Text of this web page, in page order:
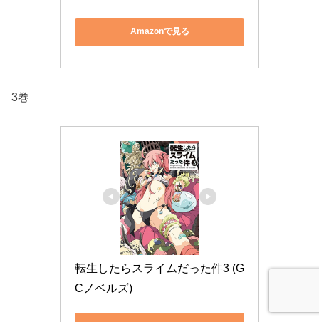
Amazonで見る
3巻
転生したらスライムだった件3 (G
Cノベルズ)